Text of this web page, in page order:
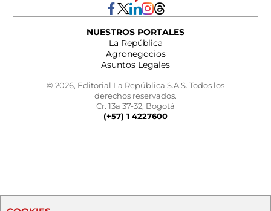
NUESTROS PORTALES
La República
Agronegocios
Asuntos Legales
© 2026, Editorial La República S.A.S. Todos los
derechos reservados.
Cr. 13a 37-32, Bogotá
(+57) 1 4227600